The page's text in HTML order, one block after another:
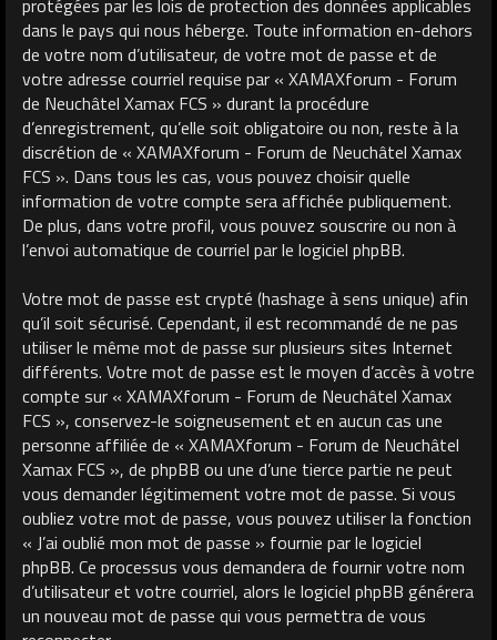
dans le pays qui nous héberge. Toute information en-dehors
de votre nom d’utilisateur, de votre mot de passe et de
votre adresse courriel requise par « XAMAXforum - Forum
de Neuchâtel Xamax FCS » durant la procédure
d’enregistrement, qu’elle soit obligatoire ou non, reste à la
discrétion de « XAMAXforum - Forum de Neuchâtel Xamax
FCS ». Dans tous les cas, vous pouvez choisir quelle
information de votre compte sera affichée publiquement.
De plus, dans votre profil, vous pouvez souscrire ou non à
l’envoi automatique de courriel par le logiciel phpBB.
Votre mot de passe est crypté (hashage à sens unique) afin
qu’il soit sécurisé. Cependant, il est recommandé de ne pas
utiliser le même mot de passe sur plusieurs sites Internet
différents. Votre mot de passe est le moyen d’accès à votre
compte sur « XAMAXforum - Forum de Neuchâtel Xamax
FCS », conservez-le soigneusement et en aucun cas une
personne affiliée de « XAMAXforum - Forum de Neuchâtel
Xamax FCS », de phpBB ou une d’une tierce partie ne peut
vous demander légitimement votre mot de passe. Si vous
oubliez votre mot de passe, vous pouvez utiliser la fonction
« J’ai oublié mon mot de passe » fournie par le logiciel
phpBB. Ce processus vous demandera de fournir votre nom
d’utilisateur et votre courriel, alors le logiciel phpBB générera
un nouveau mot de passe qui vous permettra de vous